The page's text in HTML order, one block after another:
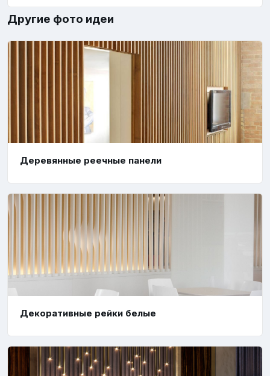
Другие фото идеи
Деревянные реечные панели
Декоративные рейки белые